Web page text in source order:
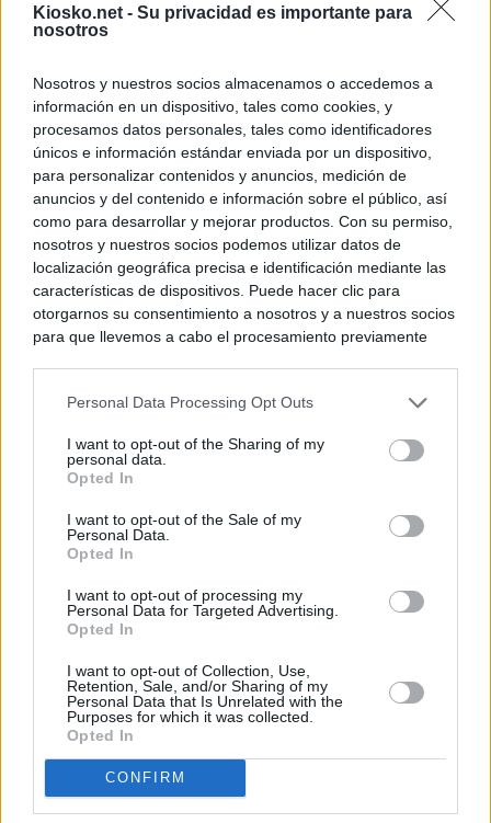
Kiosko.net - Su privacidad es importante para
nosotros
Nosotros y nuestros socios almacenamos o accedemos a
información en un dispositivo, tales como cookies, y
procesamos datos personales, tales como identificadores
únicos e información estándar enviada por un dispositivo,
para personalizar contenidos y anuncios, medición de
anuncios y del contenido e información sobre el público, así
como para desarrollar y mejorar productos. Con su permiso,
nosotros y nuestros socios podemos utilizar datos de
localización geográfica precisa e identificación mediante las
características de dispositivos. Puede hacer clic para
otorgarnos su consentimiento a nosotros y a nuestros socios
para que llevemos a cabo el procesamiento previamente
negar su consentimiento. Tenga en cuenta que algún
de su consentimiento, pero usted tiene el derecho de
rechazar tal procesamiento. Sus preferencias se aplicarán
cualquier momento entrando de nuevo en este sitio web o
visitando nuestra política de privacidad.
Personal Data Processing Opt Outs
I want to opt-out of the Sharing of my
personal data.
Opted In
I want to opt-out of the Sale of my
Personal Data.
Opted In
I want to opt-out of processing my
Personal Data for Targeted Advertising.
Opted In
I want to opt-out of Collection, Use,
Retention, Sale, and/or Sharing of my
Personal Data that Is Unrelated with the
Purposes for which it was collected.
Opted In
CONFIRM